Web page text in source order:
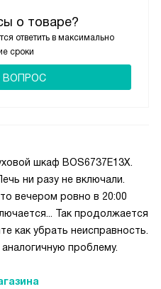
о товаре?
ответить в максимально
сроки
ВОПРОС
шкаф BOS6737E13X.
ни разу не включали.
вечером ровно в 20:00
Так продолжается
как убрать неисправность.
проблему.